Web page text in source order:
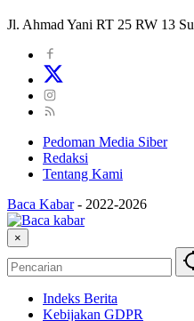
Jl. Ahmad Yani RT 25 RW 13
Pedoman Media Siber
Redaksi
Tentang Kami
Baca Kabar - 2022-2026
×
Indeks Berita
Kebijakan GDPR